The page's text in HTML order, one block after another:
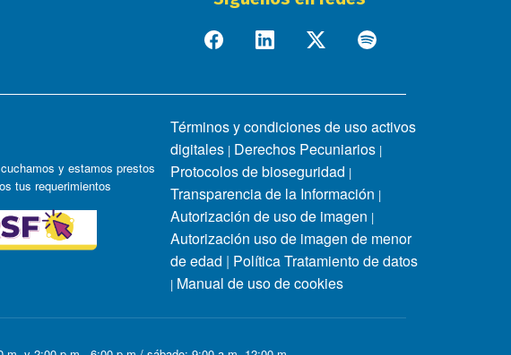
y estamos prestos
tus requerimientos
Términos y condiciones de uso activos
digitales | Derechos Pecuniarios |
Protocolos de bioseguridad |
Transparencia de la Información |
Autorización de uso de imagen |
Autorización uso de imagen de menor
de edad | Política Tratamiento de datos
| Manual de uso de cookies